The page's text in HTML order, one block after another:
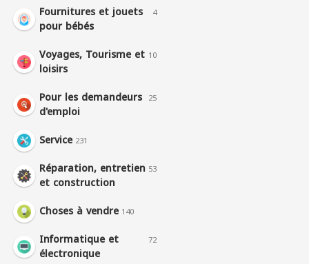
Fournitures et jouets
pour bébés
4
Voyages, Tourisme et
loisirs
10
Pour les demandeurs
d'emploi
25
Service 231
Réparation, entretien
et construction
53
Choses à vendre 140
Informatique et
électronique
72